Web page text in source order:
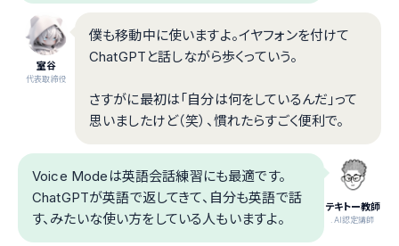
室谷
代表取締役
僕も移動中に使いますよ。イヤフォンを付けて
ChatGPTと話しながら歩くっていう。
さすがに最初は「自分は何をしているんだ」って
思いましたけど（笑）、慣れたらすごく便利で。
テキトー教師
.AI認定講師
Voice Modeは英語会話練習にも最適です。
ChatGPTが英語で返してきて、自分も英語で話
す、みたいな使い方をしている人もいますよ。